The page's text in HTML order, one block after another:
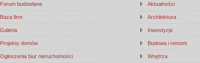
Forum budowlane
Baza firm
Galeria
Projekty domów
Ogłoszenia biur nieruchomości
Aktualności
Architektura
Inwestycje
Budowa i remont
Wnętrza